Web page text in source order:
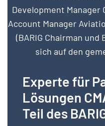
Experte für
Lösungen
Teil des